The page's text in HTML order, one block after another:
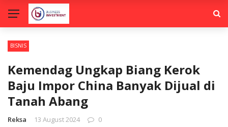
BISNIS
Kemendag Ungkap Biang Kerok
Baju Impor China Banyak Dijual di
Tanah Abang
Reksa 13 August 2024 0